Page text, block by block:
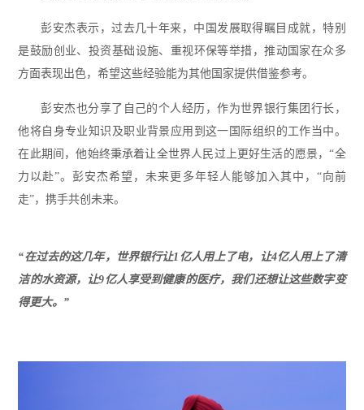
彭安杰表示，过去几十年来，中国发展取得瞩目成就，特别
是鼓励创业、投资基础设施、重视环保等举措，推动国家在众多
方面表现出色，希望这些经验能为其他国家提供借鉴参考。
彭安杰也分享了自己的个人经历，作为世界银行集团行长，
他将自身专业知识及职业背景应用到这一国际组织的工作当中。
在此期间，他始终秉承着让全世界人民过上更好生活的愿景，“全
力以赴”。彭安杰希望，未来更多年轻人能够加入其中，“向前
走”，携手共创未来。
“在过去的这几年，世界银行让1亿人用上了电，让4亿人用上了清
洁的水资源，让9亿人享受到健康的医疗，我们还想让这些数字变
得更大。”